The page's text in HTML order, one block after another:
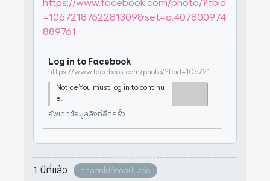
=1067218762281309&set=a.407800974
889761
Log in to Facebook
https://www.facebook.com/photo/?fbid=1067218762281309&set=a.407800974889761
NoticeYou must log in to continu
e.
อัพเดทข้อมูลลิงก์อีกครั้ง
1 ปีที่แล้ว คัดลอกไปยังคลิปบอร์ด